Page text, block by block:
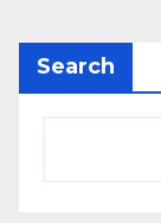
Search